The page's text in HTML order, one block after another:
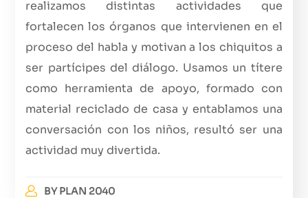
realizamos distintas actividades que
fortalecen los órganos que intervienen en el
proceso del habla y motivan a los chiquitos a
ser partícipes del diálogo. Usamos un títere
como herramienta de apoyo, formado con
material reciclado de casa y entablamos una
conversación con los niños, resultó ser una
actividad muy divertida.
BYPLAN 2040